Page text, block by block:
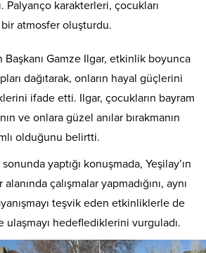
Palyanço karakterleri, çocukları
atmosfer oluşturdu.
Başkanı Gamze Ilgar, etkinlik boyunca
dağıtarak, onların hayal güçlerini
ifade etti. Ilgar, çocukların bayram
ve onlara güzel anılar bırakmanın
olduğunu belirtti.
yaptığı konuşmada, Yeşilay’ın
çalışmalar yapmadığını, aynı
teşvik eden etkinliklerle de
hedeflediklerini vurguladı.